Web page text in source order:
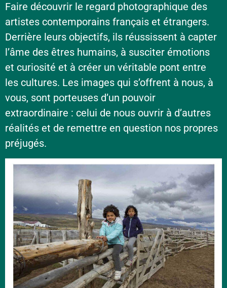
Faire découvrir le regard photographique des
artistes contemporains français et étrangers.
Derrière leurs objectifs, ils réussissent à capter
l’âme des êtres humains, à susciter émotions
et curiosité et à créer un véritable pont entre
les cultures. Les images qui s’offrent à nous, à
vous, sont porteuses d’un pouvoir
extraordinaire : celui de nous ouvrir à d’autres
réalités et de remettre en question nos propres
préjugés.